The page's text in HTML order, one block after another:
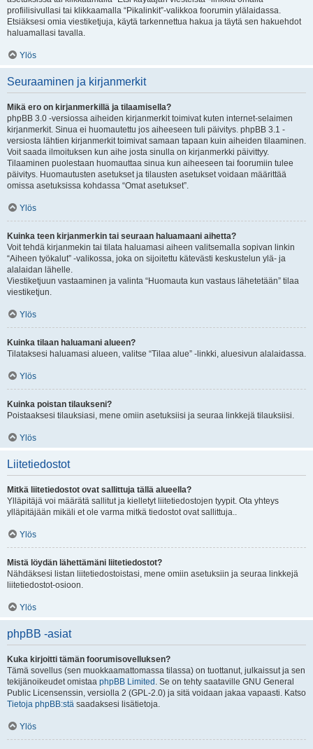
profiilisivullasi tai klikkaamalla “Pikalinkit”-valikkoa foorumin ylälaidassa.
Etsiäksesi omia viestiketjuja, käytä tarkennettua hakua ja täytä sen hakuehdot
haluamallasi tavalla.
Ylös
Seuraaminen ja kirjanmerkit
Mikä ero on kirjanmerkillä ja tilaamisella?
phpBB 3.0 -versiossa aiheiden kirjanmerkit toimivat kuten internet-selaimen
kirjanmerkit. Sinua ei huomautettu jos aiheeseen tuli päivitys. phpBB 3.1 -
versiosta lähtien kirjanmerkit toimivat samaan tapaan kuin aiheiden tilaaminen.
Voit saada ilmoituksen kun aihe josta sinulla on kirjanmerkki päivittyy.
Tilaaminen puolestaan huomauttaa sinua kun aiheeseen tai foorumiin tulee
päivitys. Huomautusten asetukset ja tilausten asetukset voidaan määrittää
omissa asetuksissa kohdassa “Omat asetukset”.
Ylös
Kuinka teen kirjanmerkin tai seuraan haluamaani aihetta?
Voit tehdä kirjanmekin tai tilata haluamasi aiheen valitsemalla sopivan linkin
“Aiheen työkalut” -valikossa, joka on sijoitettu kätevästi keskustelun ylä- ja
alalaidan lähelle.
Viestiketjuun vastaaminen ja valinta “Huomauta kun vastaus lähetetään” tilaa
viestiketjun.
Ylös
Kuinka tilaan haluamani alueen?
Tilataksesi haluamasi alueen, valitse “Tilaa alue” -linkki, aluesivun alalaidassa.
Ylös
Kuinka poistan tilaukseni?
Poistaaksesi tilauksiasi, mene omiin asetuksiisi ja seuraa linkkejä tilauksiisi.
Ylös
Liitetiedostot
Mitkä liitetiedostot ovat sallittuja tällä alueella?
Ylläpitäjä voi määrätä sallitut ja kielletyt liitetiedostojen tyypit. Ota yhteys
ylläpitäjään mikäli et ole varma mitkä tiedostot ovat sallittuja..
Ylös
Mistä löydän lähettämäni liitetiedostot?
Nähdäksesi listan liitetiedostoistasi, mene omiin asetuksiin ja seuraa linkkejä
liitetiedostot-osioon.
Ylös
phpBB -asiat
Kuka kirjoitti tämän foorumisovelluksen?
Tämä sovellus (sen muokkaamattomassa tilassa) on tuottanut, julkaissut ja sen
tekijänoikeudet omistaa phpBB Limited . Se on tehty saataville GNU General
Public Licensenssin, versiolla 2 (GPL-2.0) ja sitä voidaan jakaa vapaasti. Katso
Tietoja phpBB:stä saadaksesi lisätietoja.
Ylös